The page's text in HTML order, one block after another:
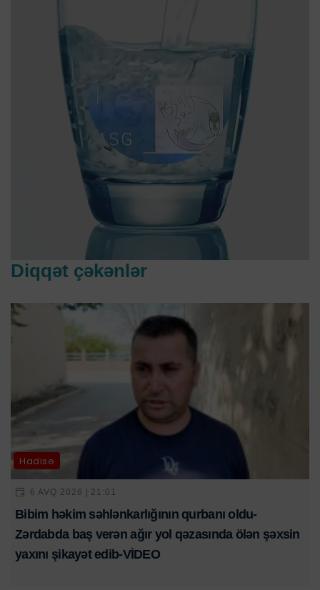
Diqqət çəkənlər
Hadisə
6 AVQ 2026 | 21:01
Bibim həkim səhlənkarlığının qurbanı oldu-
Zərdabda baş verən ağır yol qəzasında ölən şəxsin
yaxını şikayət edib-VİDEO